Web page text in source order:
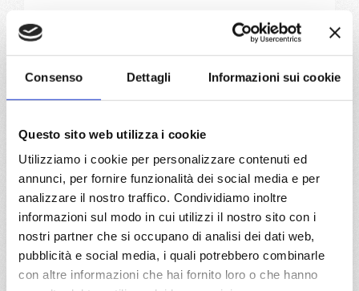
Consenso Dettagli Informazioni sui cookie
Questo sito web utilizza i cookie
Utilizziamo i cookie per personalizzare contenuti ed
annunci, per fornire funzionalità dei social media e per
analizzare il nostro traffico. Condividiamo inoltre
informazioni sul modo in cui utilizzi il nostro sito con i
nostri partner che si occupano di analisi dei dati web,
pubblicità e social media, i quali potrebbero combinarle
con altre informazioni che hai fornito loro o che hanno
09/07/2028
16/07/2028
€ 933
23/07/2028
€ 943
30/07/2028
a partire da
€ 883
DETTAGLI